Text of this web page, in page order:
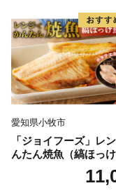
愛知県小牧市
「ジョイフーズ」レ
んたん焼魚（縞ほっ